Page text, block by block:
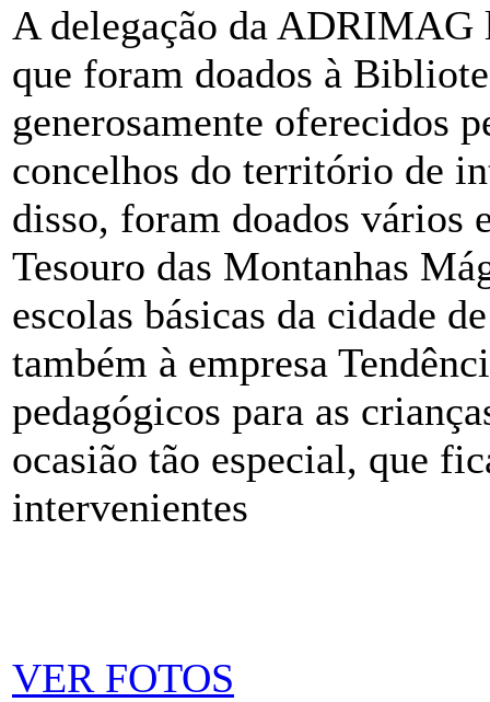
A delegação da ADRIMAG
que foram doados à
generosamente oferecidos
concelhos do território de
disso, foram doados
Tesouro das Montanhas
escolas básicas da cidade
também à empresa
pedagógicos para as
ocasião tão especial, que
intervenientes
VER FOTOS